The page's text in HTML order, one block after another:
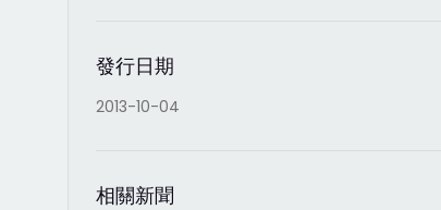
發行日期
2013-10-04
相關新聞